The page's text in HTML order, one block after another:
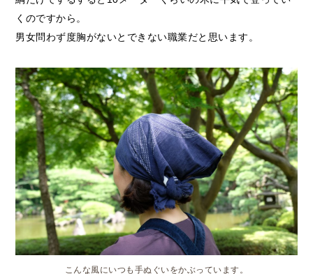
くのですから。
男女問わず度胸がないとできない職業だと思います。
こんな風にいつも手ぬぐいをかぶっています。